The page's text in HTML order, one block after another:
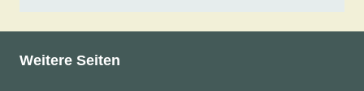
Weitere Seiten